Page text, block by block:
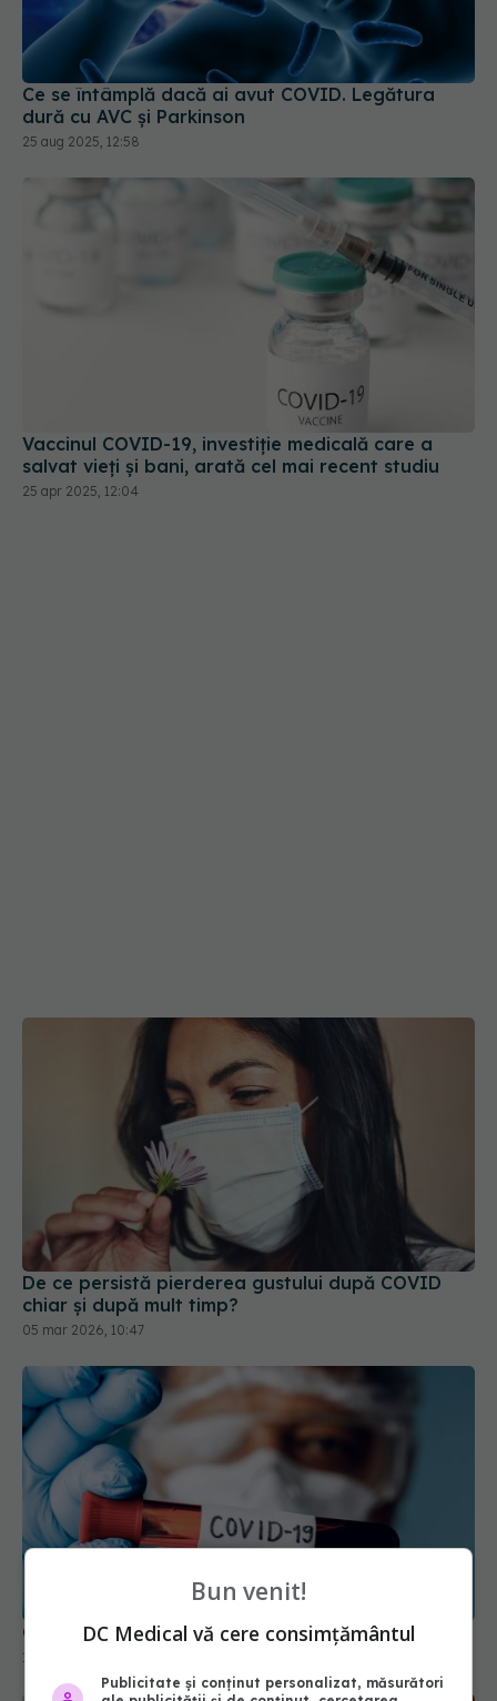
Ce se întâmplă dacă ai avut COVID. Legătura
dură cu AVC și Parkinson
25 aug 2025, 12:58
Vaccinul COVID-19, investiție medicală care a
salvat vieți și bani, arată cel mai recent studiu
25 apr 2025, 12:04
De ce persistă pierderea gustului după COVID
chiar și după mult timp?
05 mar 2026, 10:47
Ce trebuie să știi dacă ai avut COVID
13 dec 2025, 15:27
Bun venit!
DC Medical vă cere consimțământul
Publicitate și conținut personalizat, măsurători